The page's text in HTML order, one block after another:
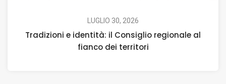
LUGLIO 30, 2026
Tradizioni e identità: il Consiglio regionale al
fianco dei territori